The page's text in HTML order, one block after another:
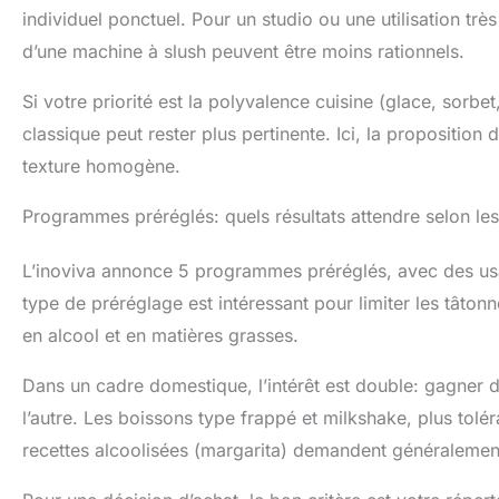
nettoyage en
vaisselle.
pour un
desserrer la
entre 2,8% et
n'hésitez pas à
solution rapide
qualité et à la
individuel ponctuel. Pour un studio ou une utilisation
d’une machine à slush peuvent être moins rationnels.
Si votre priorité est la polyvalence cuisine (glace,
classique peut rester plus pertinente. Ici, la proposition
texture homogène.
Programmes préréglés: quels résultats attendre selon
L’inoviva annonce 5 programmes préréglés, avec des
type de préréglage est intéressant pour limiter les
en alcool et en matières grasses.
Dans un cadre domestique, l’intérêt est double: gagner
l’autre. Les boissons type frappé et milkshake, plus
recettes alcoolisées (margarita) demandent